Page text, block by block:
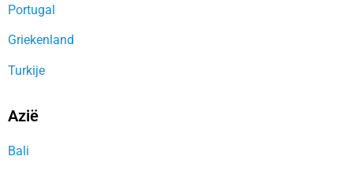
Portugal
Griekenland
Turkije
Azië
Bali